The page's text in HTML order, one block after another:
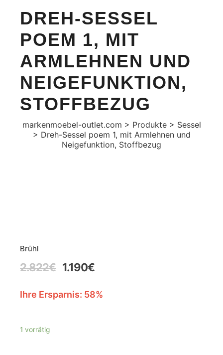
DREH-SESSEL
POEM 1, MIT
ARMLEHNEN UND
NEIGEFUNKTION,
STOFFBEZUG
markenmoebel-outlet.com > Produkte> Sessel
> Dreh-Sessel poem 1, mit Armlehnen und
Neigefunktion, Stoffbezug
Brühl
2.822€ 1.190€
Ihre Ersparnis: 58%
1 vorrätig